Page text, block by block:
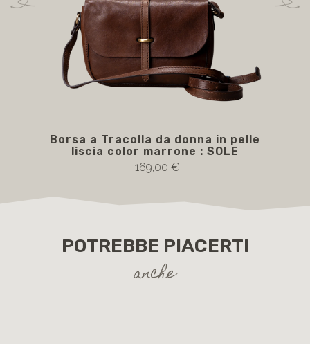
Borsa a Tracolla da donna in pelle
liscia color marrone : SOLE
169,00 €
POTREBBE PIACERTI
anche